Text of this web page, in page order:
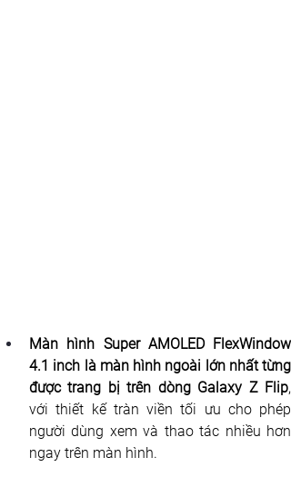
Màn hình Super AMOLED FlexWindow
4.1 inch là màn hình ngoài lớn nhất từng
được trang bị trên dòng Galaxy Z Flip,
với thiết kế tràn viền tối ưu cho phép
người dùng xem và thao tác nhiều hơn
ngay trên màn hình.